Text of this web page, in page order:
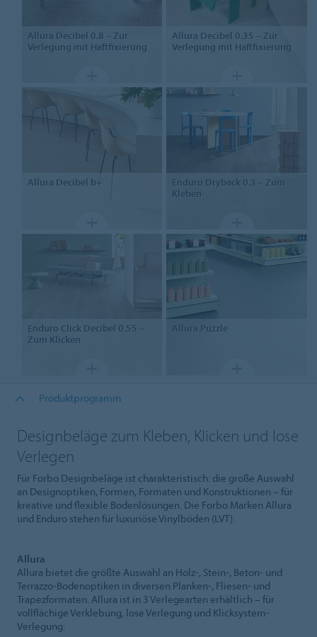
Allura Decibel 0.8 – Zur
Verlegung mit Haftfixierung
Allura Decibel 0.35 – Zur
Verlegung mit Haftfixierung
Allura Decibel b+ Enduro Dryback 0.3 – Zum
Kleben
Enduro Click Decibel 0.55 –
Zum Klicken
Allura Puzzle
Produktprogramm
Designbeläge zum Kleben, Klicken und lose
Verlegen
Für Forbo Designbeläge ist charakteristisch: die große Auswahl
an Designoptiken, Formen, Formaten und Konstruktionen – für
kreative und flexible Bodenlösungen. Die Forbo Marken Allura
und Enduro stehen für luxuriöse Vinylböden (LVT).
Allura
Allura bietet die größte Auswahl an Holz-, Stein-, Beton- und
Terrazzo-Bodenoptiken in diversen Planken-, Fliesen- und
Trapezformaten. Allura ist in 3 Verlegearten erhältlich – für
vollflächige Verklebung, lose Verlegung und Klicksystem-
Verlegung: